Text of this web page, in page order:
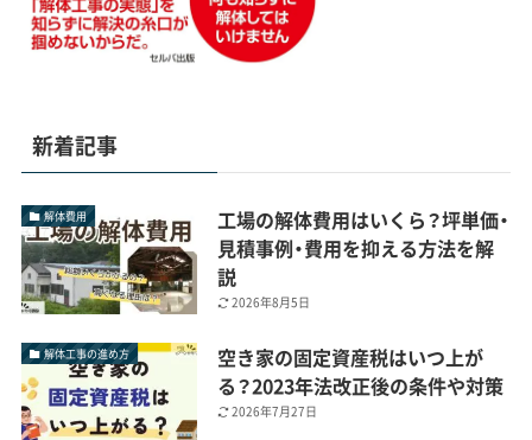
新着記事
解体費用
工場の解体費用はいくら？坪単価・
見積事例・費用を抑える方法を解
説
2026年8月5日
解体工事の進め方
空き家の固定資産税はいつ上が
る？2023年法改正後の条件や対策
2026年7月27日